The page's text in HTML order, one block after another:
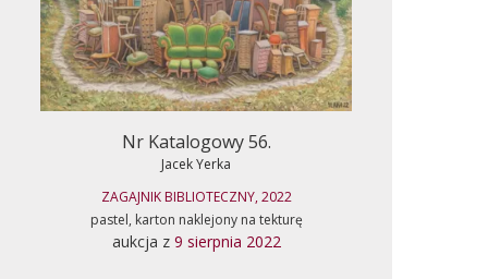
Nr Katalogowy 56.
Jacek Yerka
ZAGAJNIK BIBLIOTECZNY, 2022
pastel, karton naklejony na tekturę
aukcja z 9 sierpnia 2022